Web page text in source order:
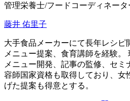
管理栄養士/フードコーディネータ
藤井 佑里子
大手食品メーカーにて長年レシピ
メニュー提案、食育講師を経験。
メニュー開発、記事の監修、セミ
容師国家資格も取得しており、女
げた提案も得意とする。